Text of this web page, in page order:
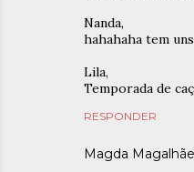
Nanda,
hahahaha tem
Lila,
Temporada de
RESPONDER
Magda